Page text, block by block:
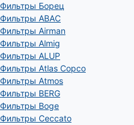
Фильтры Борец
Фильтры ABAC
Фильтры Airman
Фильтры Almig
Фильтры ALUP
Фильтры Atlas Copco
Фильтры Atmos
Фильтры BERG
Фильтры Boge
Фильтры Ceccato